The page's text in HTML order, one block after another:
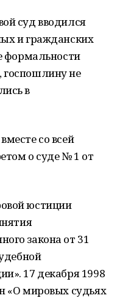
суд вводился
и гражданских
формальности
не
в
со всей
о суде № 1 от
юстиции
закона от 31
17 декабря 1998
«О мировых судьях